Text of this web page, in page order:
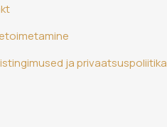
ja privaatsuspoliitika